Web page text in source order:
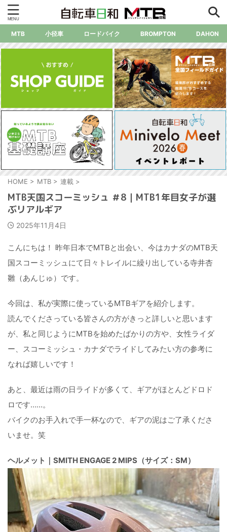
MTB 小径車 ロードバイク BROMPTON DAHON
HOME > MTB > 連載 >
MTB天国スコーミッシュ ＃8｜MTB1年目女子が選
ぶリアルギア
2025年11月4日
こんにちは！ 昨年日本でMTBと出会い、今はカナダのMTB天
国スコーミッシュにて日々トレイルに繰り出している寺井杏
雛（あんじゅ）です。
今回は、私が実際に使っているMTBギアを紹介します。
読んでくださっている皆さんの方がきっと詳しいと思います
が、私と同じようにMTBを始めたばかりの方や、女性ライダ
ー、スコーミッシュ・カナダでライドしてみたい方の参考に
なれば嬉しいです！
あと、最近は雨の日ライドが多くて、ギアがほとんどドロド
ロです……。
バイクのお手入れで手一杯なので、ギアの泥はご了承くださ
いませ。笑
ヘルメット｜SMITH ENGAGE 2 MIPS（サイズ：SM）